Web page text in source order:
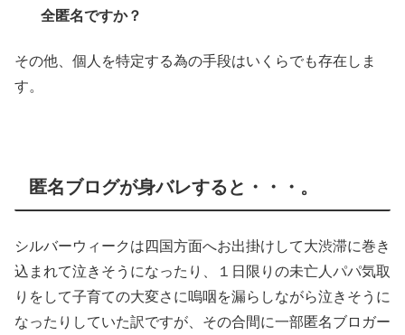
全匿名ですか？
その他、個人を特定する為の手段はいくらでも存在しま
す。
匿名ブログが身バレすると・・・。
シルバーウィークは四国方面へお出掛けして大渋滞に巻き
込まれて泣きそうになったり、１日限りの未亡人パパ気取
りをして子育ての大変さに嗚咽を漏らしながら泣きそうに
なったりしていた訳ですが、その合間に一部匿名ブロガー